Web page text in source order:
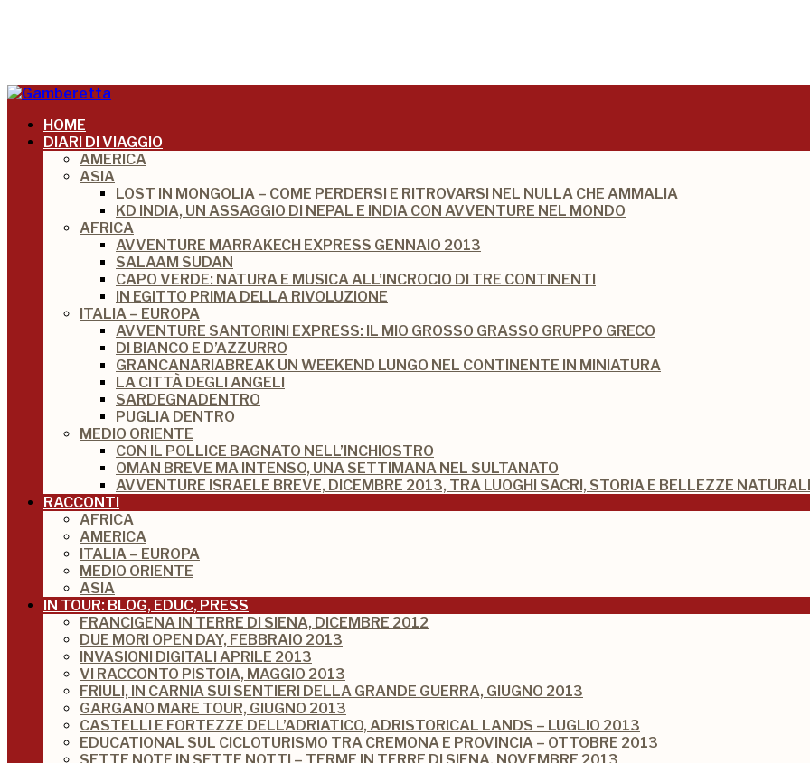
HOME
DIARI DI VIAGGIO
AMERICA
ASIA
LOST IN MONGOLIA – COME PERDERSI E RITROVARSI NEL NULLA CHE AMMALIA
KD INDIA, UN ASSAGGIO DI NEPAL E INDIA CON AVVENTURE NEL MONDO
AFRICA
AVVENTURE MARRAKECH EXPRESS GENNAIO 2013
SALAAM SUDAN
CAPO VERDE: NATURA E MUSICA ALL’INCROCIO DI TRE CONTINENTI
IN EGITTO PRIMA DELLA RIVOLUZIONE
ITALIA – EUROPA
AVVENTURE SANTORINI EXPRESS: IL MIO GROSSO GRASSO GRUPPO GRECO
DI BIANCO E D’AZZURRO
GRANCANARIABREAK UN WEEKEND LUNGO NEL CONTINENTE IN MINIATURA
LA CITTÀ DEGLI ANGELI
SARDEGNADENTRO
PUGLIA DENTRO
MEDIO ORIENTE
CON IL POLLICE BAGNATO NELL’INCHIOSTRO
OMAN BREVE MA INTENSO, UNA SETTIMANA NEL SULTANATO
AVVENTURE ISRAELE BREVE, DICEMBRE 2013, TRA LUOGHI SACRI, STORIA E BELLEZZE NATURALI
RACCONTI
AFRICA
AMERICA
ITALIA – EUROPA
MEDIO ORIENTE
ASIA
IN TOUR: BLOG, EDUC, PRESS
FRANCIGENA IN TERRE DI SIENA, DICEMBRE 2012
DUE MORI OPEN DAY, FEBBRAIO 2013
INVASIONI DIGITALI APRILE 2013
VI RACCONTO PISTOIA, MAGGIO 2013
FRIULI, IN CARNIA SUI SENTIERI DELLA GRANDE GUERRA, GIUGNO 2013
GARGANO MARE TOUR, GIUGNO 2013
CASTELLI E FORTEZZE DELL’ADRIATICO, ADRISTORICAL LANDS – LUGLIO 2013
EDUCATIONAL SUL CICLOTURISMO TRA CREMONA E PROVINCIA – OTTOBRE 2013